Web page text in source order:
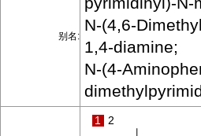
别名:
N-(4,6-
1,4-diamine;
N-(4-
1 2